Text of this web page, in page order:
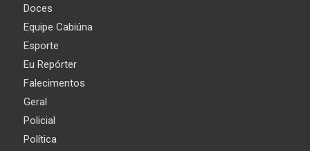
Doces
Equipe Cabiúna
Esporte
Eu Repórter
Falecimentos
Geral
Policial
Política